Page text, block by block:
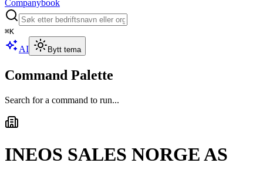
Companybook
⌘K
AI Bytt tema
Command Palette
Search for a command to run...
INEOS SALES NORGE AS